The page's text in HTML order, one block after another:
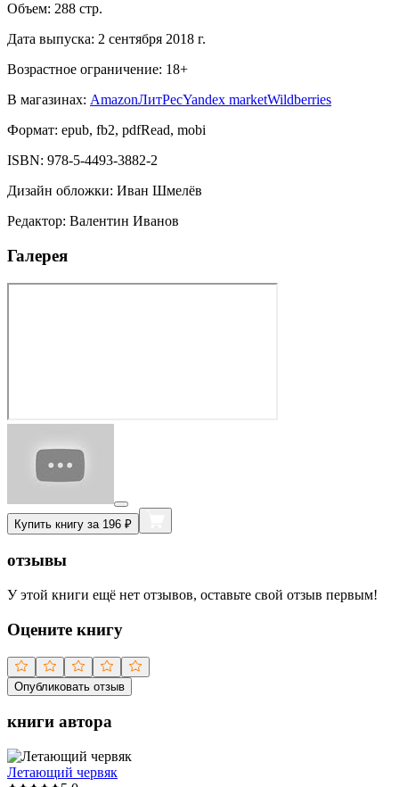
Объем: 288 стр.
Дата выпуска: 2 сентября 2018 г.
Возрастное ограничение: 18+
В магазинах: AmazonЛитРесYandex marketWildberries
Формат: epub, fb2, pdfRead, mobi
ISBN: 978-5-4493-3882-2
Дизайн обложки: Иван Шмелёв
Редактор: Валентин Иванов
Галерея
Купить книгу за 196 ₽
отзывы
У этой книги ещё нет отзывов, оставьте свой отзыв первым!
Оцените книгу
Опубликовать отзыв
книги автора
Летающий червяк